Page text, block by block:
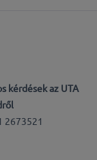
kérdések az UTA
2673521